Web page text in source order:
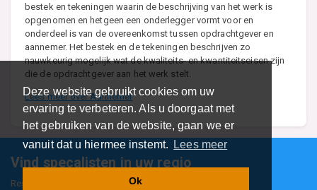
Deze website gebruikt cookies om uw
ervaring te verbeteren. Als u doorgaat met
het gebruiken van de website, gaan we er
vanuit dat u hiermee instemt.
Lees meer
Ok
bestek en tekeningen waarin de beschrijving van het werk is
opgenomen en hetgeen een onderlegger vormt voor en
onderdeel is van de overeenkomst tussen opdrachtgever en
aannemer. Het bestek en de tekeningen beschrijven zo
nauwkeurig mogelijk wat de kwaliteits- en kwantiteitseisen zijn
die de opdrachtgever aan het werk stelt.
Lees meer over Aannemer
Vind specalisten in uw regio
Restaurant